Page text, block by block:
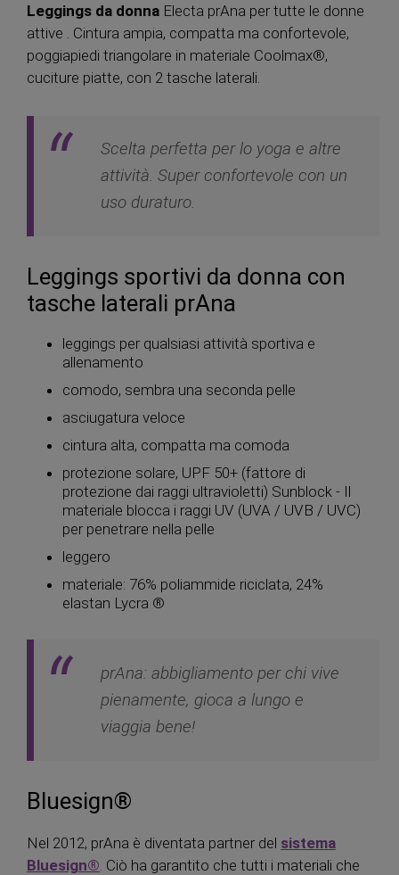
Leggings da donna Electa prAna per tutte le donne
attive . Cintura ampia, compatta ma confortevole,
poggiapiedi triangolare in materiale Coolmax®,
cuciture piatte, con 2 tasche laterali.
Scelta perfetta per lo yoga e altre
attività. Super confortevole con un
uso duraturo.
Leggings sportivi da donna con
tasche laterali prAna
leggings per qualsiasi attività sportiva e
allenamento
comodo, sembra una seconda pelle
asciugatura veloce
cintura alta, compatta ma comoda
protezione solare, UPF 50+ (fattore di
protezione dai raggi ultravioletti) Sunblock - Il
materiale blocca i raggi UV (UVA / UVB / UVC)
per penetrare nella pelle
leggero
materiale: 76% poliammide riciclata, 24%
elastan Lycra ®
prAna: abbigliamento per chi vive
pienamente, gioca a lungo e
viaggia bene!
Bluesign®
Nel 2012, prAna è diventata partner del sistema
Bluesign® . Ciò ha garantito che tutti i materiali che